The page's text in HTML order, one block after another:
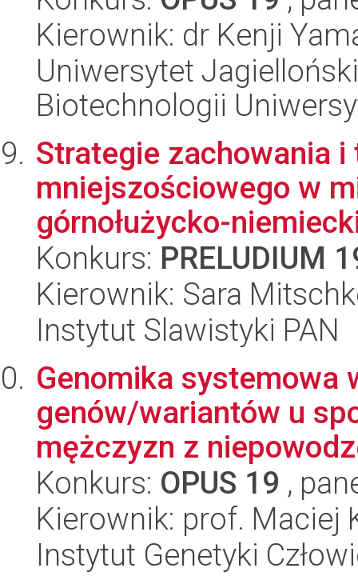
Kierownik: dr Kenji
Uniwersytet
Biotechnologii
Strategie zachowania
mniejszościowego w
górnołużycko-
Konkurs: PRELUDIUM
Kierownik: Sara
Instytut Slawistyki PAN
Genomika systemowa
genów/wariantów u
mężczyzn z
Konkurs: OPUS 19 ,
Kierownik: prof. Maciej
Instytut Genetyki